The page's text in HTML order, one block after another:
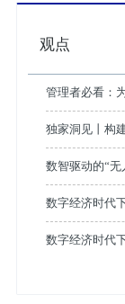
观点
管理者必看：
独家洞见丨构
点、三层应用
数智驱动的“无
数字经济时代
数字经济时代